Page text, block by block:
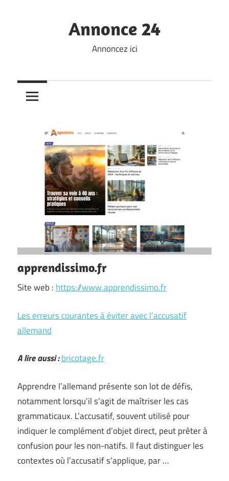
Annonce 24
Annoncez ici
apprendissimo.fr
Site web : https://www.apprendissimo.fr
Les erreurs courantes à éviter avec l’accusatif
allemand
A lire aussi :bricotage.fr
Apprendre l’allemand présente son lot de défis,
notamment lorsqu’il s’agit de maîtriser les cas
grammaticaux. L’accusatif, souvent utilisé pour
indiquer le complément d’objet direct, peut prêter à
confusion pour les non-natifs. Il faut distinguer les
contextes où l’accusatif s’applique, par …